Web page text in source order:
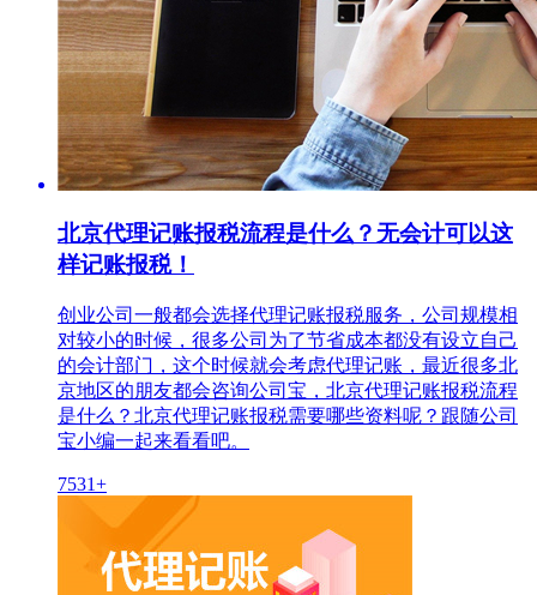
北京代理记账报税流程是什么？无会计可以这
样记账报税！
创业公司一般都会选择代理记账报税服务，公司规模相
对较小的时候，很多公司为了节省成本都没有设立自己
的会计部门，这个时候就会考虑代理记账，最近很多北
京地区的朋友都会咨询公司宝，北京代理记账报税流程
是什么？北京代理记账报税需要哪些资料呢？跟随公司
宝小编一起来看看吧。
7531+